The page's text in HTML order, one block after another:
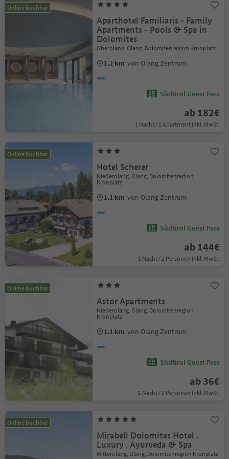
Online buchbar
Aparthotel Familiaris - Family
Apartments - Pools & Spa in
Dolomites
Oberolang, Olang, Dolomitenregion Kronplatz
1.2 km von Olang Zentrum
Südtirol Guest Pass
ab 182€
1 Nacht / 1 Apartment Inkl. MwSt.
Online buchbar
Hotel Scherer
Niederolang, Olang, Dolomitenregion
Kronplatz
1.1 km von Olang Zentrum
Südtirol Guest Pass
ab 144€
1 Nacht / 2 Personen Inkl. MwSt.
Online buchbar
Astor Apartments
Niederolang, Olang, Dolomitenregion
Kronplatz
1.1 km von Olang Zentrum
Südtirol Guest Pass
ab 36€
1 Nacht / 2 Personen Inkl. MwSt.
Online buchbar
Mirabell Dolomites Hotel .
Luxury . Ayurveda & Spa
Mitterolang, Olang, Dolomitenregion Kronplatz